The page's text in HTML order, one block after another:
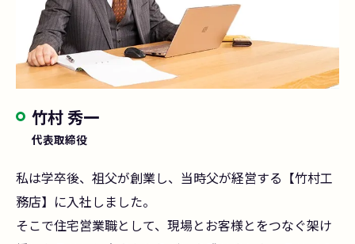
竹村 秀一
代表取締役
私は学卒後、祖父が創業し、当時父が経営する【竹村工
務店】に入社しました。
そこで住宅営業職として、現場とお客様とをつなぐ架け